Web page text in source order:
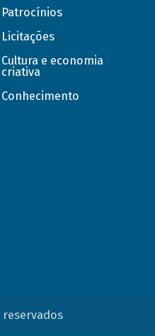
Patrocínios
Licitações
Cultura e economia
criativa
Conhecimento
reservados